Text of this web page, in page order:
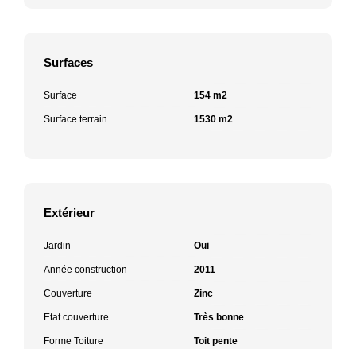
Surfaces
Surface 154 m2
Surface terrain 1530 m2
Extérieur
Jardin Oui
Année construction 2011
Couverture Zinc
Etat couverture Très bonne
Forme Toiture Toit pente